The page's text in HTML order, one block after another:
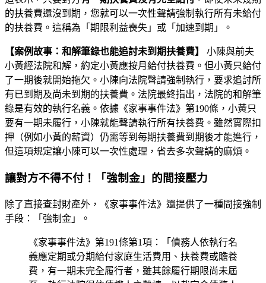
的扶養費還沒到期，您就可以一次性聲請強制執行所有未給付
的扶養費。這稱為「期限利益喪失」或「加速到期」。
【案例故事：和解筆錄也能追討未到期扶養費】
小陳與前夫
小黃經法院和解，約定小黃應按月給付扶養費。但小黃只給付
了一期後就開始拖欠。小陳向法院聲請強制執行，要求追討所
有已到期及尚未到期的扶養費。法院最終指出，法院的和解筆
錄是有效的執行名義。依據《家事事件法》第190條，小黃只
要有一期未履行，小陳就能聲請執行所有扶養費。雖然實際扣
押（例如小黃的薪資）仍需等到每期扶養費到期後才能進行，
但這項規定讓小陳可以一次性處理，省去多次聲請的麻煩。
讓對方不得不付！「強制金」的間接壓力
除了直接查封財產外，《家事事件法》還提供了一種間接強制
手段：「強制金」。
《家事事件法》第191條第1項：「債務人依執行名
義應定期或分期給付家庭生活費用、扶養費或贍養
費，有一期未完全履行者，雖其餘履行期限尚未屆